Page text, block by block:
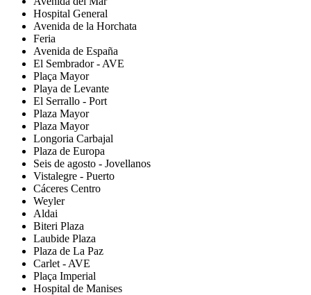
Hospital General
Avenida de la Horchata
Feria
Avenida de España
El Sembrador - AVE
Plaça Mayor
Playa de Levante
El Serrallo - Port
Plaza Mayor
Plaza Mayor
Longoria Carbajal
Plaza de Europa
Seis de agosto - Jovellanos
Vistalegre - Puerto
Cáceres Centro
Weyler
Aldai
Biteri Plaza
Laubide Plaza
Plaza de La Paz
Carlet - AVE
Plaça Imperial
Hospital de Manises